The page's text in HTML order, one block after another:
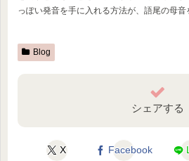
っぽい発音を手に入れる方法が、語尾の母音
Blog
シェアする
X Facebook